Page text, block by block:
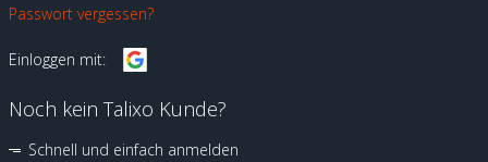
Passwort vergessen?
Einloggen mit:
Noch kein Talixo Kunde?
Schnell und einfach anmelden